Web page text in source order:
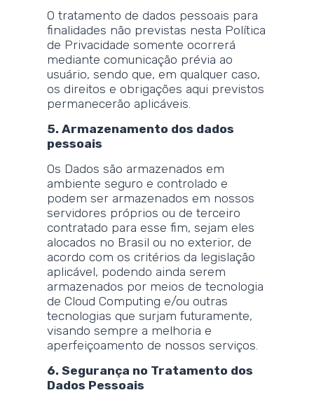
O tratamento de dados pessoais para
finalidades não previstas nesta Política
de Privacidade somente ocorrerá
mediante comunicação prévia ao
usuário, sendo que, em qualquer caso,
os direitos e obrigações aqui previstos
permanecerão aplicáveis.
5. Armazenamento dos dados
pessoais
Os Dados são armazenados em
ambiente seguro e controlado e
podem ser armazenados em nossos
servidores próprios ou de terceiro
contratado para esse fim, sejam eles
alocados no Brasil ou no exterior, de
acordo com os critérios da legislação
aplicável, podendo ainda serem
armazenados por meios de tecnologia
de Cloud Computing e/ou outras
tecnologias que surjam futuramente,
visando sempre a melhoria e
aperfeiçoamento de nossos serviços.
6. Segurança no Tratamento dos
Dados Pessoais